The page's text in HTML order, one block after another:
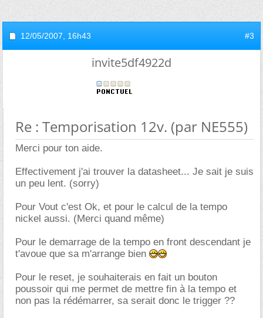
12/05/2007, 16h43 #3
invite5df4922d
Re : Temporisation 12v. (par NE555)
Merci pour ton aide.
Effectivement j'ai trouver la datasheet... Je sait je suis
un peu lent. (sorry)
Pour Vout c'est Ok, et pour le calcul de la tempo
nickel aussi. (Merci quand même)
Pour le demarrage de la tempo en front descendant je
t'avoue que sa m'arrange bien
Pour le reset, je souhaiterais en fait un bouton
poussoir qui me permet de mettre fin à la tempo et
non pas la rédémarrer, sa serait donc le trigger ??